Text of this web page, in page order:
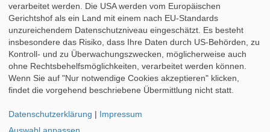
verarbeitet werden. Die USA werden vom Europäischen
Gerichtshof als ein Land mit einem nach EU-Standards
unzureichendem Datenschutzniveau eingeschätzt. Es besteht
insbesondere das Risiko, dass Ihre Daten durch US-Behörden, zu
Kontroll- und zu Überwachungszwecken, möglicherweise auch
ohne Rechtsbehelfsmöglichkeiten, verarbeitet werden können.
Wenn Sie auf "Nur notwendige Cookies akzeptieren" klicken,
findet die vorgehend beschriebene Übermittlung nicht statt.
Datenschutzerklärung | Impressum